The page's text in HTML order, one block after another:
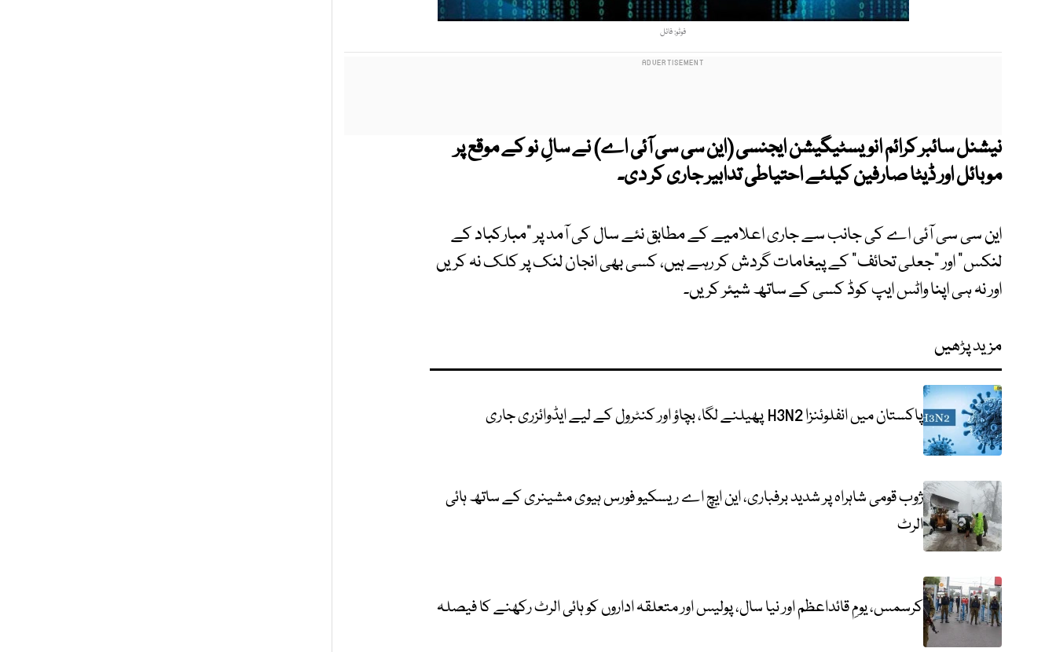
فوٹو: فائل
نیشنل سائبر کرائم انویسٹیگیشن ایجنسی (این سی سی آئی اے) نے سالِ نو کے موقع پر
موبائل اور ڈیٹا صارفین کیلئے احتیاطی تدابیر جاری کر دی۔
این سی سی آئی اے کی جانب سے جاری اعلامیے کے مطابق نئے سال کی آمد پر "مبارکباد کے
لنکس" اور "جعلی تحائف" کے پیغامات گردش کر رہے ہیں، کسی بھی انجان لنک پر کلک نہ کریں
اور نہ ہی اپنا واٹس ایپ کوڈ کسی کے ساتھ شیئر کریں۔
مزید پڑھیں
پاکستان میں انفلوئنزا H3N2 پھیلنے لگا، بچاؤ اور کنٹرول کے لیے ایڈوائزری جاری
ژوب قومی شاہراہ پر شدید برفباری، این ایچ اے ریسکیو فورس ہیوی مشینری کے ساتھ ہائی
الرٹ
کرسمس، یومِ قائداعظم اور نیا سال، پولیس اور متعلقہ اداروں کو ہائی الرٹ رکھنے کا فیصلہ